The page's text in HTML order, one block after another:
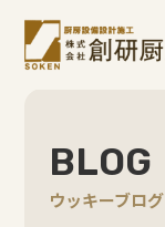
BLOG
ウッキーブログ